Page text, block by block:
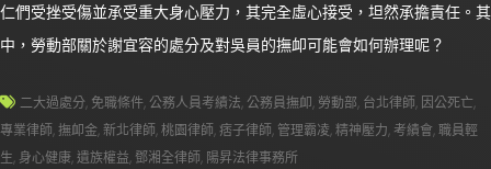
仁們受挫受傷並承受重大身心壓力，其完全虛心接受，坦然承擔責任。其
中，勞動部關於謝宜容的處分及對吳員的撫卹可能會如何辦理呢？
二大過處分, 免職條件, 公務人員考績法, 公務員撫卹, 勞動部, 台北律師, 因公死亡,
專業律師,撫卹金,新北律師,桃園律師,痞子律師, 管理霸凌,精神壓力, 考績會,職員輕
生, 身心健康,遺族權益, 鄧湘全律師, 陽昇法律事務所